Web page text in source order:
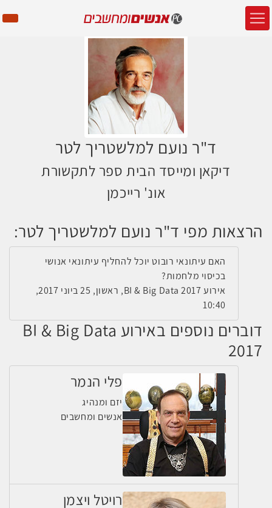
ד"ר נועם למלשטריך לטר
דיקאן ומייסד הבית ספר לתקשורת
אונ' רייכמן
הרצאות מפי ד"ר נועם למלשטריך לטר:
האם עיתונאי רובוט יוכל להחליף עיתונאי אנושי
בכיסוי מלחמות?
אירוע BI & Big Data 2017, ראשון, 25 ביוני 2017,
10:40
דוברים נוספים באירוע BI & Big Data
2017
פלי הנמר
יזם ומנהיג
אנשים ומחשבים
רויטל ויצמן